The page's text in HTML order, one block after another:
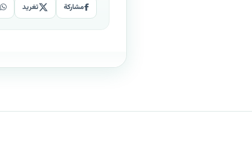
مشاركة تغريد